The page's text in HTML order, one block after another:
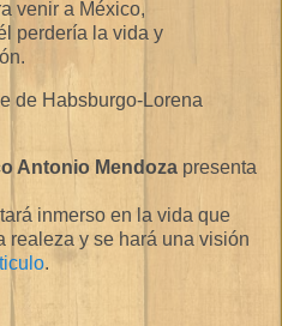
venir a México,
perdería la vida y
de Habsburgo-Lorena
Antonio Mendoza presenta
inmerso en la vida que
realeza y se hará una visión
.